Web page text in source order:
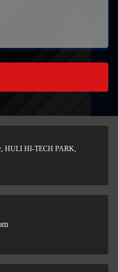
HULI HI-TECH PARK,